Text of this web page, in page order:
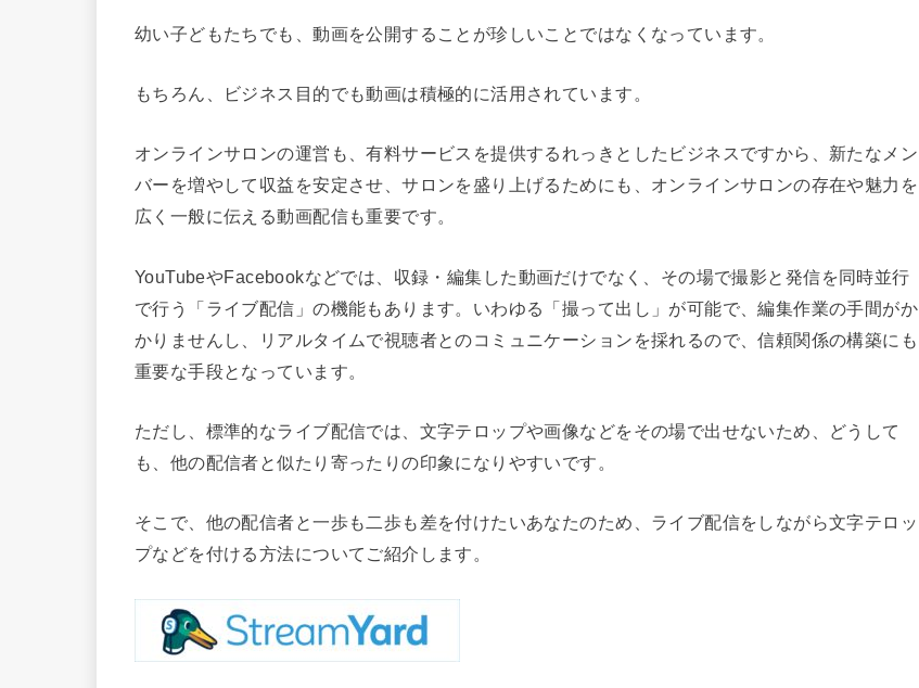
幼い子どもたちでも、動画を公開することが珍しいことではなくなっています。
もちろん、ビジネス目的でも動画は積極的に活用されています。
オンラインサロンの運営も、有料サービスを提供するれっきとしたビジネスですから、新たなメン
バーを増やして収益を安定させ、サロンを盛り上げるためにも、オンラインサロンの存在や魅力を
広く一般に伝える動画配信も重要です。
YouTubeやFacebookなどでは、収録・編集した動画だけでなく、その場で撮影と発信を同時並行
で行う「ライブ配信」の機能もあります。いわゆる「撮って出し」が可能で、編集作業の手間がか
かりませんし、リアルタイムで視聴者とのコミュニケーションを採れるので、信頼関係の構築にも
重要な手段となっています。
ただし、標準的なライブ配信では、文字テロップや画像などをその場で出せないため、どうして
も、他の配信者と似たり寄ったりの印象になりやすいです。
そこで、他の配信者と一歩も二歩も差を付けたいあなたのため、ライブ配信をしながら文字テロッ
プなどを付ける方法についてご紹介します。